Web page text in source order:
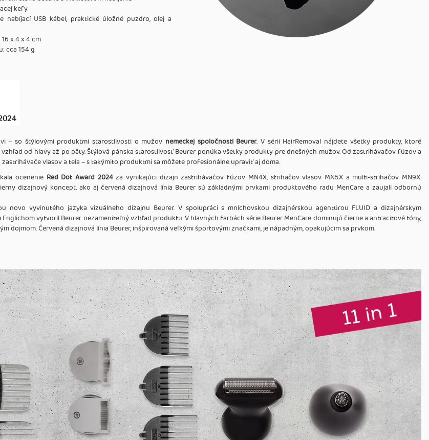
kefy
nabíjací USB kábel, praktické úložné puzdro, olej a
x 4 x 4 cm
cca 154 g
– so štýlovými produktmi starostlivosti o mužov nemeckej spoločnosti Beurer. V sérii HairRemoval nájdete všetky produkty, ktoré
od hlavy až po päty. Štýlová pánska starostlivosť Beurer ponúka všetky produkty pre dnešných mužov. Od zastrihávačov fúzov a
vlasov a tela – s takýmito produktmi sa môžete profesionálne upraviť aj doma.
ocenenie Red Dot Award 2024za vynikajúci dizajn zastrihávačov fúzov MN4X, strihačov vlasov MN5X a multi-strihačov MN9X.
dizajnový koncept, ako aj červená dizajnová línia Beurer sú základnými prvkami produktového radu MenCare a zaujali odbornú
novo vyvinutého jazyka vizuálneho dizajnu Beurer. V spolupráci s mníchovskou dizajnérskou agentúrou FLUID a dizajnérskym
vytvoril Beurer nezameniteľný vzhľad produktu. V hlavných farbách série Beurer MenCare dominujú čierne a antracitové tóny,
dojmom. Červená dizajnová línia Beurer, inšpirovaná veľkými športovými značkami, je nápadným, opakujúcim sa prvkom.